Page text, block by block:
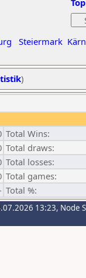
Steiermark
)
Total Wins:
Total draws:
Total losses:
Total games:
Total %:
13:23, Node